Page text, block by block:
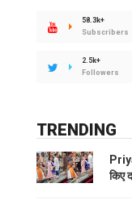
58.3k+
Subscribers
2.5k+
Followers
TRENDING
किए